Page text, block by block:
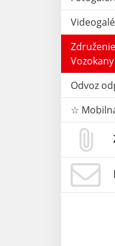
Vozokany
Odvoz
☆